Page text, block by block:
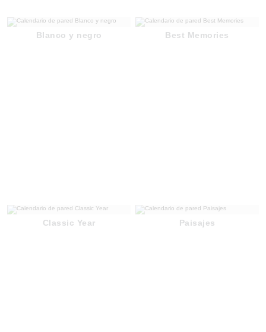
Blanco y negro Best Memories
Classic Year Paisajes